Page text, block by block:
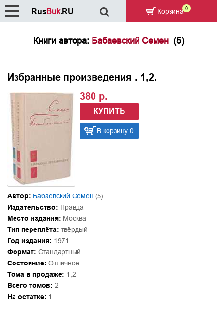
Книги автора: Бабаевский Семен (5)
Избранные произведения . 1,2.
380 р.
КУПИТЬ
В корзину 0
Автор: Бабаевский Семен (5)
Издательство: Правда
Место издания: Москва
Тип переплёта: твёрдый
Год издания: 1971
Формат: Стандартный
Состояние: Отличное.
Тома в продаже: 1,2
Всего томов: 2
На остатке: 1
RusBuk.RU Корзина 0